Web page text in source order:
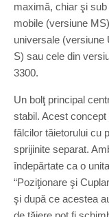
maximă, chiar şi
mobile (versiune
universale (versiune
S) sau cele din
3300.
Un bolţ principal
stabil. Acest
fălcilor tăietorului cu
sprijinite separat.
îndepărtate ca o
“Poziţionare şi
şi după ce acestea